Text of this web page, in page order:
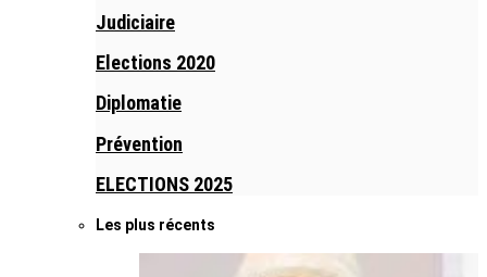
Judiciaire
Elections 2020
Diplomatie
Prévention
ELECTIONS 2025
Les plus récents